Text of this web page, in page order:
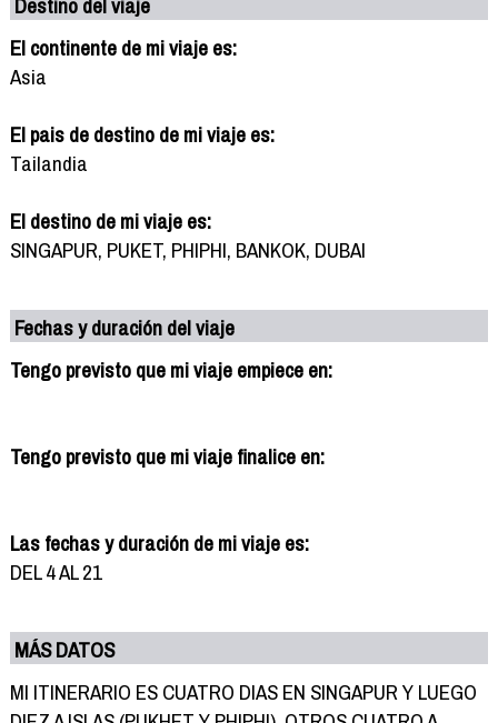
El continente de mi viaje es:
Asia
El pais de destino de mi viaje es:
Tailandia
El destino de mi viaje es:
SINGAPUR, PUKET, PHIPHI, BANKOK, DUBAI
Fechas y duración del viaje
Tengo previsto que mi viaje empiece en:
Tengo previsto que mi viaje finalice en:
Las fechas y duración de mi viaje es:
DEL 4 AL 21
MÁS DATOS
MI ITINERARIO ES CUATRO DIAS EN SINGAPUR Y LUEGO